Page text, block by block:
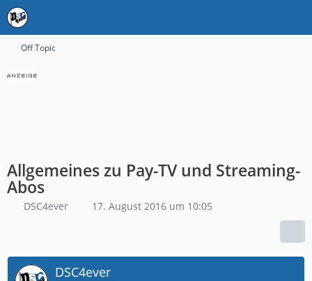
Off Topic
Allgemeines zu Pay-TV und Streaming-
Abos
DSC4ever 17. August 2016 um 10:05
DSC4ever